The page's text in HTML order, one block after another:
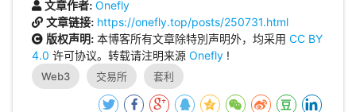
文章作者: Onefly
文章链接: https://onefly.top/posts/250731.html
版权声明: 本博客所有文章除特別声明外，均采用 CC BY
4.0 许可协议。转载请注明来源 Onefly!
Web3 交易所 套利